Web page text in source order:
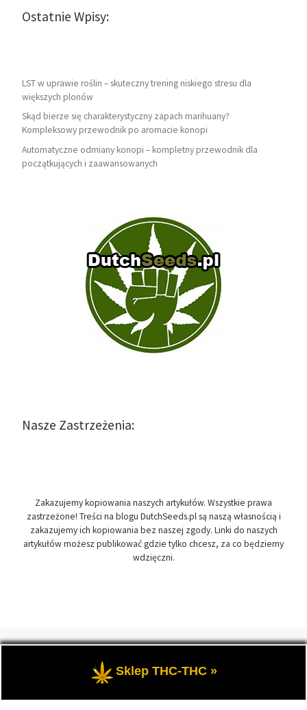
Ostatnie Wpisy:
LST w uprawie roślin – skuteczny trening niskiego stresu dla
większych plonów
Skąd bierze się charakterystyczny zapach marihuany?
Kompleksowy przewodnik po aromacie konopi
Automatyczne odmiany konopi – kompletny przewodnik dla
początkujących i zaawansowanych
Nasze Zastrzeżenia:
Zakazujemy kopiowania naszych artykułów. Wszystkie prawa
zastrzeżone! Treści na blogu DutchSeeds.pl są naszą własnością i
zakazujemy ich kopiowania bez naszej zgody. Linki do naszych
artykułów możesz publikować gdzie tylko chcesz, za co będziemy
wdzięczni.
przewodni blogu, wszystko na temat marihuany oraz roślin
konopi indyjskich, zwanych cannabis.
Sklep THC-THC »